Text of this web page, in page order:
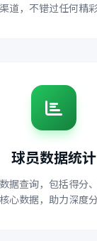
道，不错过任何精彩
球员数据统计
据查询，包括得分
心数据，助力深度分